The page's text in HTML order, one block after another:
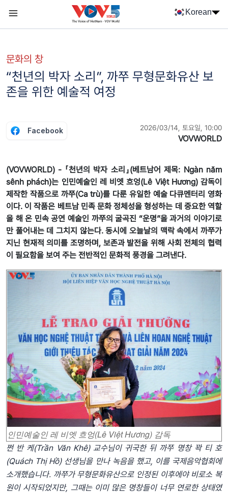
Korean
문화의 창
“천년의 박자 소리”, 까쭈 무형문화유산 보
존을 위한 예술적 여정
Facebook 2026/03/14, 토요일, 10:00
VOVWORLD
(VOVWORLD) - 「천년의 박자 소리」(베트남어 제목: Ngàn năm
sênh phách)는 인민예술인 레 비엣 흐엉(Lê Việt Hương) 감독이
제작한 작품으로 까쭈(Ca trù)를 다룬 유일한 예술 다큐멘터리 영화
이다. 이 작품은 베트남 민족 문화 정체성을 형성하는 데 중요한 역할
을 해 온 민속 공연 예술인 까쭈의 굴곡진 “운명”을 과거의 이야기로
만 풀어내는 데 그치지 않는다. 동시에 오늘날의 맥락 속에서 까쭈가
지닌 현재적 의미를 조명하며, 보존과 발전을 위해 사회 전체의 협력
이 필요함을 보여 주는 전반적인 문화적 풍경을 그려낸다.
인민예술인 레 비엣 흐엉(Lê Việt Hương) 감독
쩐 반 케(Trần Văn Khê) 교수님이 귀국한 뒤 까쭈 명창 꽉 티 호
(Quách Thị Hồ) 선생님을 만나 녹음을 했고, 이를 국제음악협회에
소개했습니다. 까쭈가 무형문화유산으로 인정된 이후에야 비로소 복
원이 시작되었지만, 그때는 이미 많은 명창들이 너무 연로한 상태였